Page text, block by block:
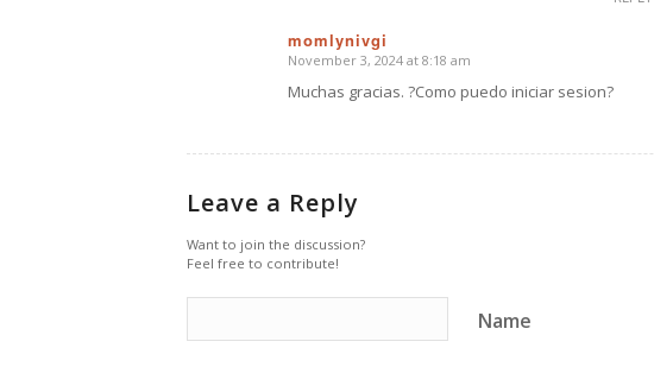
momlynivgi
says:
November 3, 2024 at 8:18 am
Muchas gracias. ?Como puedo iniciar sesion?
Leave a Reply
Want to join the discussion?
Feel free to contribute!
Name